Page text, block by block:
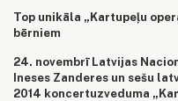
Top unikāla „Kartupeļu
bērniem
24. novembrī Latvijas
Ineses Zanderes un sešu
2014 koncertuzveduma